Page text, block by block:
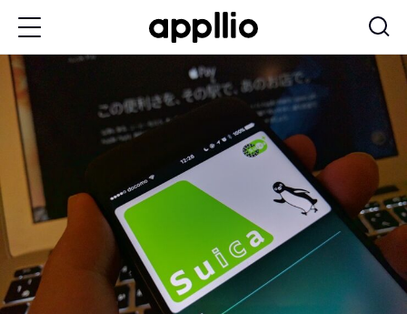
ン
コ
ン
ツ
に
移
動